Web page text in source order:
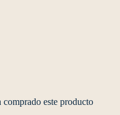
comprado este producto